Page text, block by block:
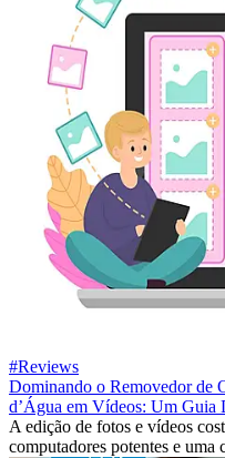
#Reviews
Dominando o Removedor de
d’Água em Vídeos: Um Guia
A edição de fotos e vídeos
computadores potentes e uma